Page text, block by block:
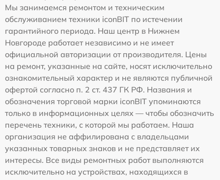
Мы занимаемся ремонтом и техническим
обслуживанием техники iconBIT по истечении
гарантийного периода. Наш центр в Нижнем
Новгороде работает независимо и не имеет
официальной авторизации от производителя. Цены
на ремонт, указанные на сайте, носят исключительно
ознакомительный характер и не являются публичной
офертой согласно п. 2 ст. 437 ГК РФ. Названия и
обозначения торговой марки iconBIT упоминаются
только в информационных целях — чтобы обозначить
перечень техники, с которой мы работаем. Наша
организация не аффилирована с владельцами
указанных товарных знаков и не представляет их
интересы. Все виды ремонтных работ выполняются
исключительно на устройствах, находящихся в